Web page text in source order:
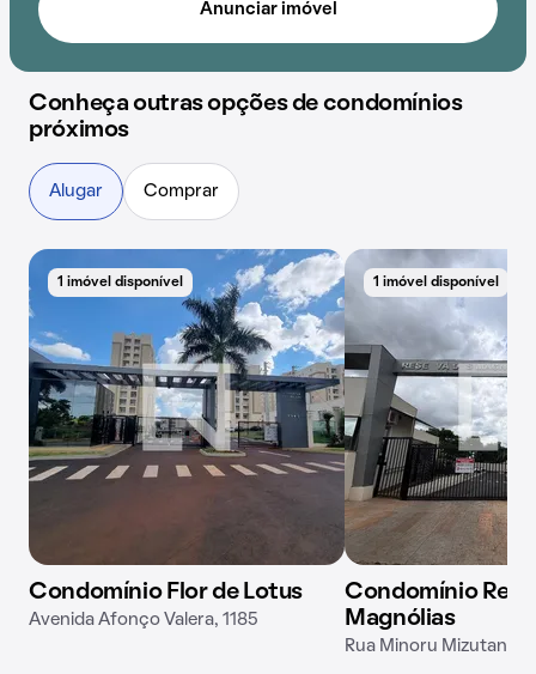
Anunciar imóvel
Conheça outras opções de condomínios
próximos
Alugar Comprar
1 imóvel disponível
Condomínio Flor de Lotus
Avenida Afonço Valera, 1185
1 imóvel disponível
Condomínio
Magnólias
Rua Minoru Mizutani,